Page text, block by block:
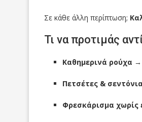
Σε κάθε άλλη περίπτωση;
Τι να προτιμάς
Καθημερινά ρούχα →
Πετσέτες & σεντόνια
Φρεσκάρισμα χωρίς